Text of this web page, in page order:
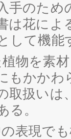
手のため
は花によ
して機能
物を素
もかか
取扱いは
る。
表現で